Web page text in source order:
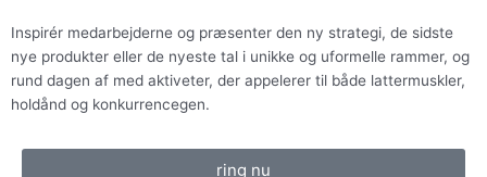
Inspirér medarbejderne og præsenter den ny strategi, de sidste
nye produkter eller de nyeste tal i unikke og uformelle rammer, og
rund dagen af med aktiveter, der appelerer til både lattermuskler,
holdånd og konkurrencegen.
ring nu